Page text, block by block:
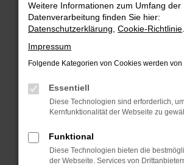
Überprüfe deine Firewall und
Internetverbindung.
Laden andere Webseiten, zum
Suchmaschine?
Prüfe deine
können das Laden bestimmter
verhindern. Funktioniert die Seite
Fenster?
Starte dein Gerät neu.
Weitere Informationen zum Umfang der
Datenverarbeitung finden Sie hier:
Datenschutzerklärung Cookie-Richtlinie
Impressum
Folgende Kategorien von Cookies werden
Essentiell
Diese Technologien sind erforderlich,
Kernfunktionalität der Webseite zu
Funktional
Diese Technologien bieten die
der Webseite. Services von